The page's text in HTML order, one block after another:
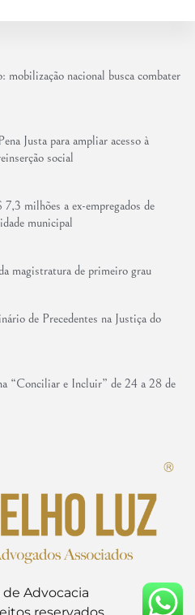
nacional busca combater
Justa para ampliar acesso à
social
milhões a ex-empregados de
municipal
magistratura de primeiro grau
de Precedentes na Justiça do
“Conciliar e Incluir” de 24 a 28 de
Advocacia